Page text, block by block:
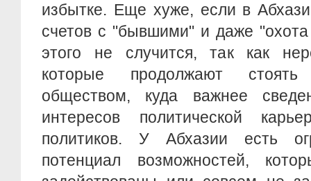
избытке. Еще хуже, если в
счетов с "бывшими" и даже
этого не случится, так как
которые продолжают
обществом, куда важнее
интересов политической
политиков. У Абхазии есть
потенциал возможностей,